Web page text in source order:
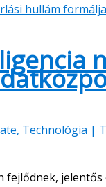
hullám
, Technológia |